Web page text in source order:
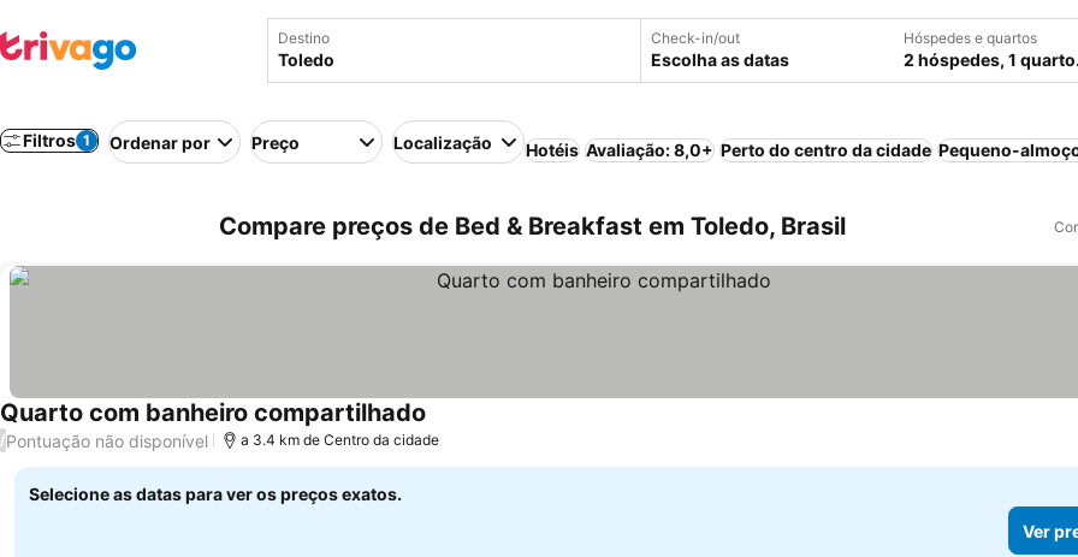
Destino Check-in/out
Escolha as datas
Hóspedes e quartos
2 hóspedes, 1
Filtros 1 Ordenar por Preço Localização Hotéis Avaliação: 8,0+ Perto do centro da cidade Pequeno-
Compare preços de Bed & Breakfast em Toledo, Brasil
Quarto com banheiro compartilhado
/Pontuação não disponível a 3.4 km de Centro da cidade
Selecione as datas para ver os preços exatos.
Ver